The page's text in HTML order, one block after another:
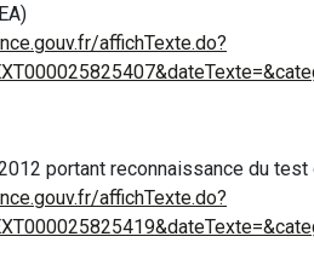
affichTexte.do?
portant reconnaissance du
affichTexte.do?